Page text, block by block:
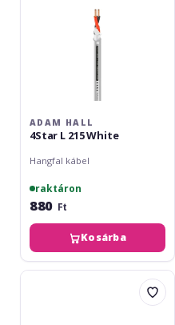
ADAM HALL
4Star L 215 White
Hangfal kábel
raktáron
880 Ft
Kosárba
Klotz